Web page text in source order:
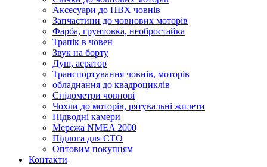
Аксесуари до ПВХ човнів
Запчастини до човнових моторів
Фарба, грунтовка, необростайка
Трапік в човен
Звук на борту
Душ, аератор
Транспортування човнів, моторів
обладнання до квадроциклів
Спідометри човнові
Чохли до моторів, рятувальні жилети
Підводні камери
Мережа NMEA 2000
Підлога для СТО
Оптовим покупцям
Контакти